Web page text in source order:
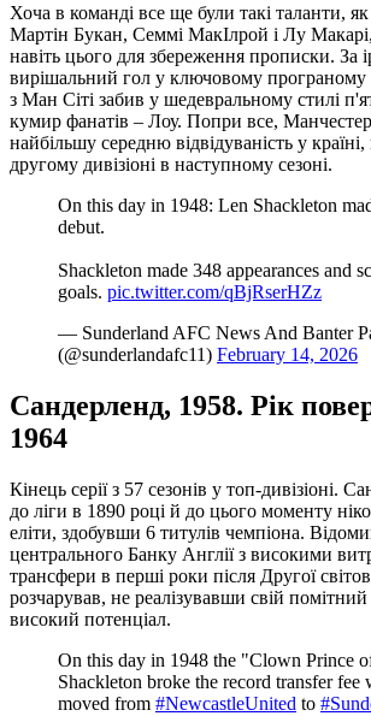
Хоча в команді все ще були такі таланти,
Мартін Букан, Семмі МакІлрой і Лу
навіть цього для збереження прописки. За
вирішальний гол у ключовому
з Ман Сіті забив у шедевральному стилі
кумир фанатів – Лоу. Попри все,
найбільшу середню відвідуваність у
другому дивізіоні в наступному сезоні.
On this day in 1948: Len Shackleton
debut.
Shackleton made 348 appearances and
goals. pic.twitter.com/qBjRserHZz
— Sunderland AFC News And Banter
(@sunderlandafc11) February 14, 2026
Сандерленд, 1958. Рік
1964
Кінець серії з 57 сезонів у топ-дивізіоні.
до ліги в 1890 році й до цього моменту
еліти, здобувши 6 титулів чемпіона.
центрального Банку Англії з високими
трансфери в перші роки після Другої
розчарував, не реалізувавши свій
високий потенціал.
On this day in 1948 the "Clown Prince
Shackleton broke the record transfer fee
moved from #NewcastleUnited to